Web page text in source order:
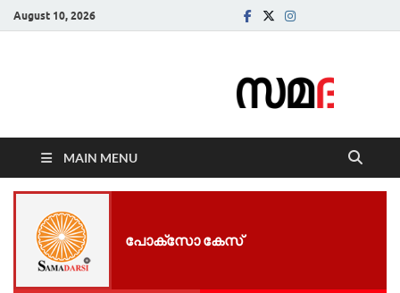
August 10, 2026
MAIN MENU
പോക്സോ കേസ്